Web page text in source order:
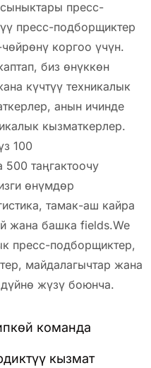
пресс-
пресс-подборщиктер
коргоо үчүн.
биз өнүккөн
күчтүү техникалык
анын ичинде
кызматкерлер.
100
таңгактоочу
өнүмдөр
тамак-аш кайра
жана башка fields.We
пресс-подборщиктер,
майдалагычтар жана
жүзү боюнча.
команда
кызмат